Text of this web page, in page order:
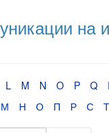
на
L M N O P Q
М Н О П Р С Т